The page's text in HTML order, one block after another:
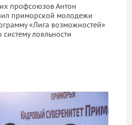
профсоюзов Антон
приморской молодежи
«Лига возможностей»
лояльности